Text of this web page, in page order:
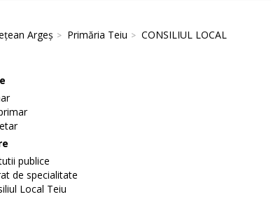
Argeș Primăria Teiu CONSILIUL LOCAL
publice
de specialitate
Local Teiu